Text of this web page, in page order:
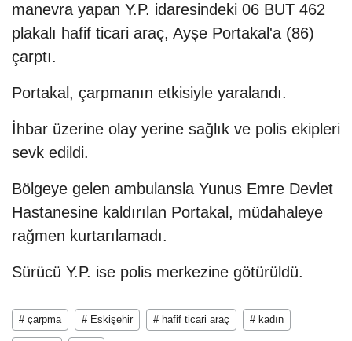
manevra yapan Y.P. idaresindeki 06 BUT 462
plakalı hafif ticari araç, Ayşe Portakal'a (86)
çarptı.
Portakal, çarpmanın etkisiyle yaralandı.
İhbar üzerine olay yerine sağlık ve polis ekipleri
sevk edildi.
Bölgeye gelen ambulansla Yunus Emre Devlet
Hastanesine kaldırılan Portakal, müdahaleye
rağmen kurtarılamadı.
Sürücü Y.P. ise polis merkezine götürüldü.
# çarpma # Eskişehir # hafif ticari araç # kadın